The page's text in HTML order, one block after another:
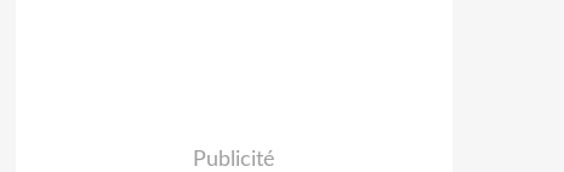
Publicité